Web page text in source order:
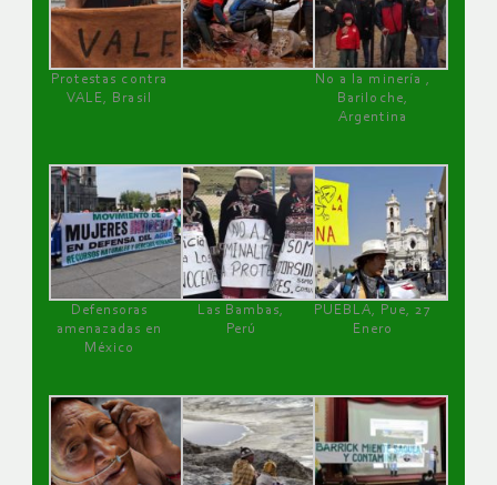
Protestas contra
VALE, Brasil
No a la minería ,
Bariloche,
Argentina
Defensoras
amenazadas en
México
Las Bambas,
Perú
PUEBLA, Pue, 27
Enero